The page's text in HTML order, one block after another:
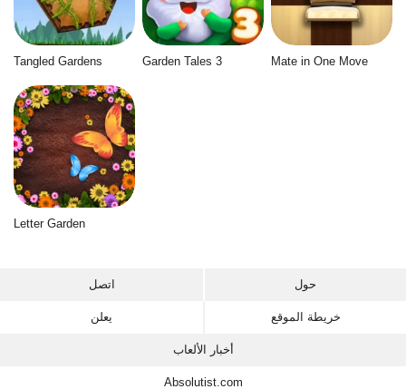
Tangled Gardens Garden Tales 3 Mate in One Move
Letter Garden
اتصل حول
يعلن خريطة الموقع
أخبار الألعاب
Absolutist.com